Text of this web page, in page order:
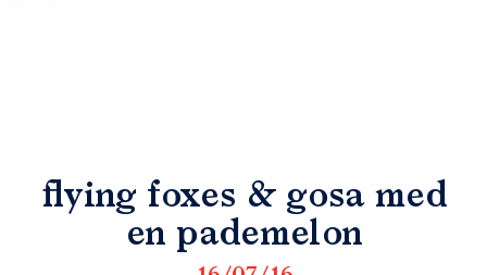
flying foxes & gosa med
en pademelon